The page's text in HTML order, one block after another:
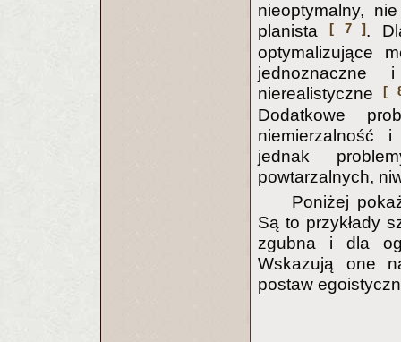
nieoptymalny,
planista
[ 7 ].
optymalizujące
nierealistyczne
[
Dodatkowe
niemierzalność
jednak
powtarzalnych,
Poniżej
Są to przykłady
zgubna i dla
Wskazują one
postaw